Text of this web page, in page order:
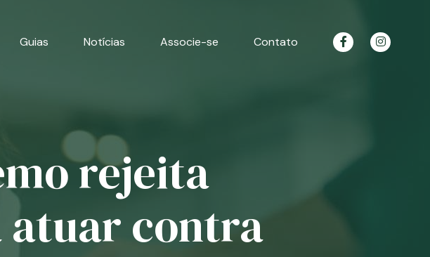
Guias Notícias Associe-se Contato
rejeita
atuar contra